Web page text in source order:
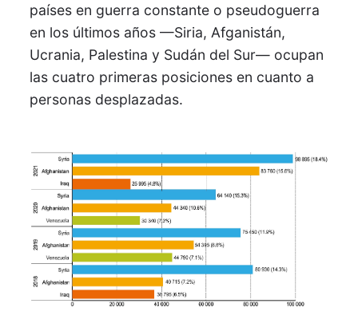
países en guerra constante o pseudoguerra
en los últimos años —Siria, Afganistán,
Ucrania, Palestina y Sudán del Sur— ocupan
las cuatro primeras posiciones en cuanto a
personas desplazadas.